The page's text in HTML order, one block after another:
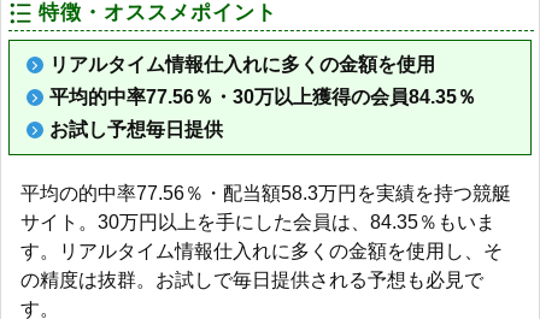
特徴・オススメポイント
リアルタイム情報仕入れに多くの金額を使用
平均的中率77.56％・30万以上獲得の会員84.35％
お試し予想毎日提供
平均の的中率77.56％・配当額58.3万円を実績を持つ競艇
サイト。30万円以上を手にした会員は、84.35％もいま
す。リアルタイム情報仕入れに多くの金額を使用し、そ
の精度は抜群。お試しで毎日提供される予想も必見で
す。